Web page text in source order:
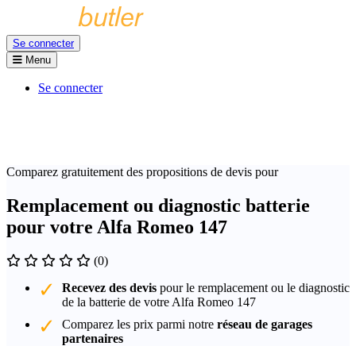
Se connecter
Menu
Se connecter
Comparez gratuitement des propositions de devis pour
Remplacement ou diagnostic batterie
pour votre Alfa Romeo 147
(0)
Recevez des devis pour le remplacement ou le diagnostic
de la batterie de votre Alfa Romeo 147
Comparez les prix parmi notre réseau de garages
partenaires